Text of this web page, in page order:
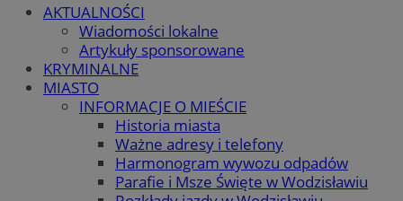
AKTUALNOŚCI
Wiadomości lokalne
Artykuły sponsorowane
KRYMINALNE
MIASTO
INFORMACJE O MIEŚCIE
Historia miasta
Ważne adresy i telefony
Harmonogram wywozu odpadów
Parafie i Msze Święte w Wodzisławiu